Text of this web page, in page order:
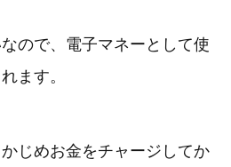
ので、電子マネーとして使
ます。
じめお金をチャージしてか